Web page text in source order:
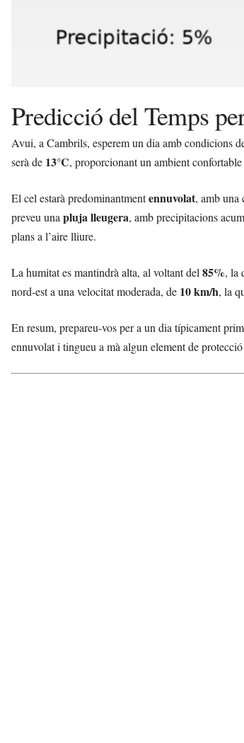
Predicció del Temps
Avui, a Cambrils, esperem un dia amb condicions
serà de 13°C, proporcionant un ambient
El cel estarà predominantmentennuvolat, amb una
preveu una pluja lleugera, amb precipitacions
plans a l’aire lliure.
La humitat es mantindrà alta, al voltant del 85%, la
nord-est a una velocitat moderada, de 10 km/h, la
En resum, prepareu-vos per a un dia típicament
ennuvolat i tingueu a mà algun element de